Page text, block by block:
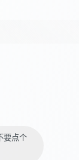
要点个